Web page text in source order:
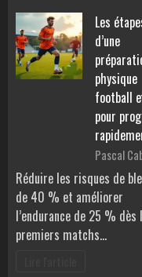
Les
d’une
physique
football
pour
Pascal
Réduire les risques de
de 40 % et améliorer
l’endurance de 25 % dès
premiers matchs…